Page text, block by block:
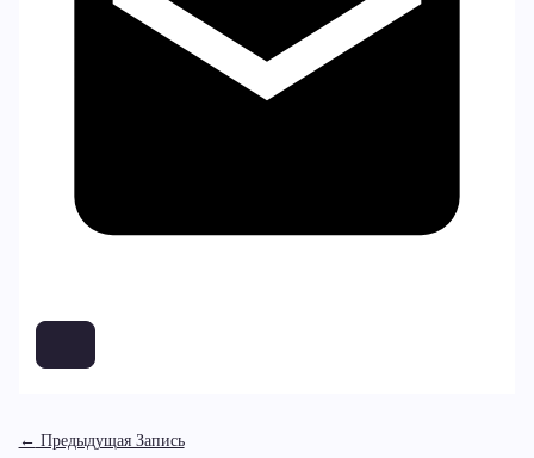
← Предыдущая Запись